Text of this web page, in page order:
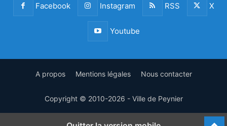
Facebook Instagram RSS X
Youtube
A propos Mentions légales Nous contacter
Copyright © 2010-2026 - Ville de Peynier